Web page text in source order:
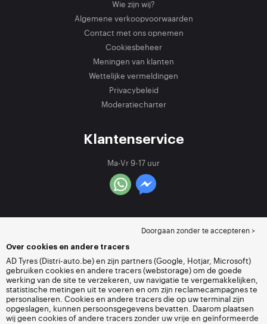
Wie zijn wij?
Algemene verkoopvoorwaarden
Contact met ons opnemen
Cookiesbeheer
Meningen van klanten
Wettelijke vermeldingen
Privacybeleid
Moderatiecharter
Klantenservice
Ma-Vr 9-17 uur
Doorgaan zonder te accepteren >
Over cookies en andere tracers
AD Tyres (Distri-auto.be) en zijn partners (Google, Hotjar, Microsoft)
gebruiken cookies en andere tracers (webstorage) om de goede
werking van de site te verzekeren, uw navigatie te vergemakkelijken,
statistische metingen uit te voeren en om zijn reclamecampagnes te
personaliseren. Cookies en andere tracers die op uw terminal zijn
opgeslagen, kunnen persoonsgegevens bevatten. Daarom plaatsen
wij geen cookies of andere tracers zonder uw vrije en geïnformeerde